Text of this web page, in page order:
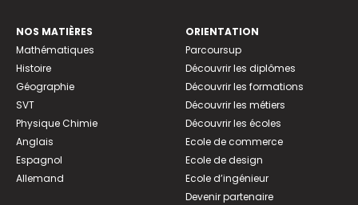
NOS MATIÈRES
Mathématiques
Histoire
Géographie
SVT
Physique Chimie
Anglais
Espagnol
Allemand
ORIENTATION
Parcoursup
Découvrir les diplômes
Découvrir les formations
Découvrir les métiers
Découvrir les écoles
Ecole de commerce
Ecole de design
Ecole d’ingénieur
Devenir partenaire